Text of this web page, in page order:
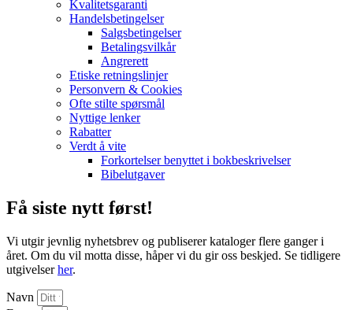
Kvalitetsgaranti
Handelsbetingelser
Salgsbetingelser
Betalingsvilkår
Angrerett
Etiske retningslinjer
Personvern & Cookies
Ofte stilte spørsmål
Nyttige lenker
Rabatter
Verdt å vite
Forkortelser benyttet i bokbeskrivelser
Bibelutgaver
Få siste nytt først!
Vi utgir jevnlig nyhetsbrev og publiserer kataloger flere ganger i
året. Om du vil motta disse, håper vi du gir oss beskjed. Se tidligere
utgivelserher.
Navn